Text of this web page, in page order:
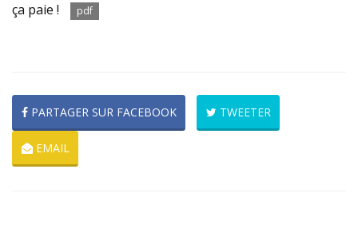
ça paie !
pdf
PARTAGER SUR FACEBOOK TWEETER
EMAIL